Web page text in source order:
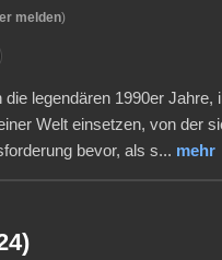
melden)
legendären 1990er Jahre,
Welt einsetzen, von der
bevor, als s... mehr